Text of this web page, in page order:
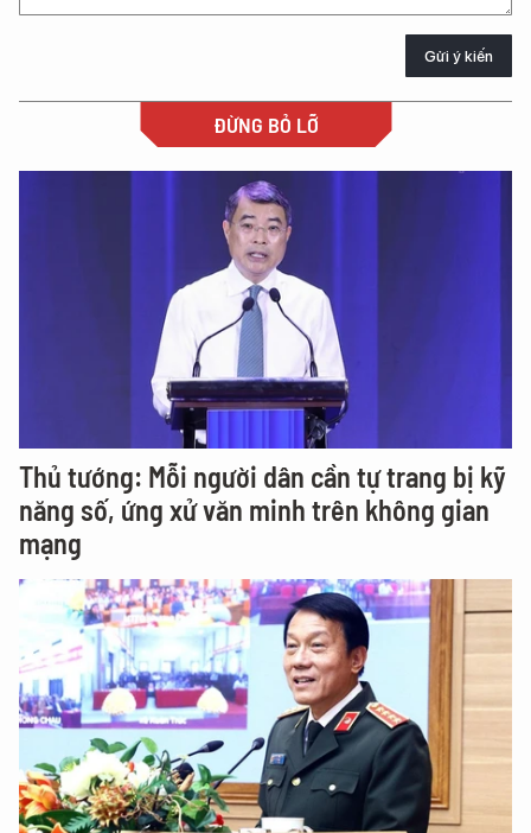
Gửi ý kiến
ĐỪNG BỎ LỠ
Thủ tướng: Mỗi người dân cần tự trang bị kỹ
năng số, ứng xử văn minh trên không gian
mạng